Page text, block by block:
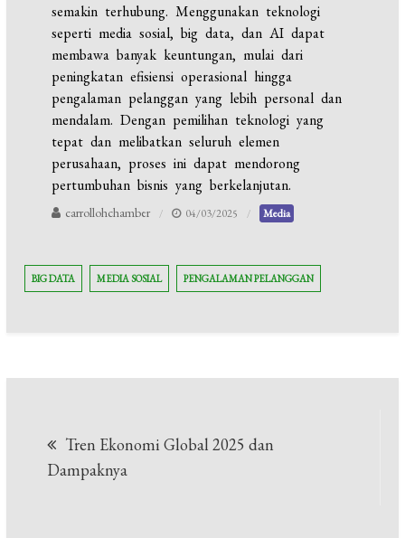
semakin terhubung. Menggunakan teknologi
seperti media sosial, big data, dan AI dapat
membawa banyak keuntungan, mulai dari
peningkatan efisiensi operasional hingga
pengalaman pelanggan yang lebih personal dan
mendalam. Dengan pemilihan teknologi yang
tepat dan melibatkan seluruh elemen
perusahaan, proses ini dapat mendorong
pertumbuhan bisnis yang berkelanjutan.
carrollohchamber 04/03/2025 Media
BIG DATA MEDIA SOSIAL PENGALAMAN PELANGGAN
pos
Tren Ekonomi Global 2025 dan
Dampaknya